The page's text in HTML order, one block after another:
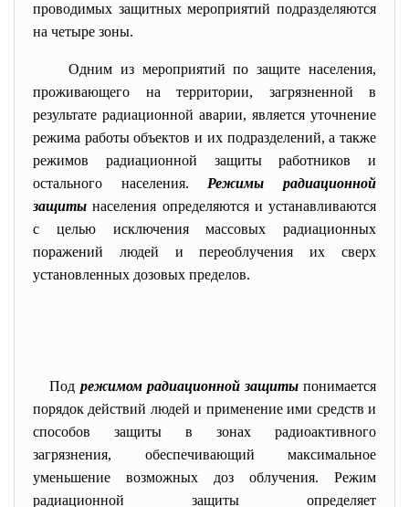
проводимых защитных мероприятий подразделяются
на четыре зоны.
Одним из мероприятий по защите населения,
проживающего на территории, загрязненной в
результате радиационной аварии, является уточнение
режима работы объектов и их подразделений, а также
режимов радиационной защиты работников и
остального населения. Режимы радиационной
защитынаселения определяются и устанавливаются
с целью исключения массовых радиационных
поражений людей и переоблучения их сверх
установленных дозовых пределов.
Под режимом радиационной защитыпонимается
порядок действий людей и применение ими средств и
способов защиты в зонах радиоактивного
загрязнения, обеспечивающий максимальное
уменьшение возможных доз облучения. Режим
радиационной защиты определяет